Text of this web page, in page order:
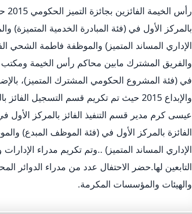
بالمركز الأول في (فئة المبادرة الخدمية
الإداري المساند المتميز) والموظفة فاطمة الشحي
والفريق المشترك مابين محاكم رأس الخيمة ومكتب
في (فئة المشروع الحكومي المشترك المتميز)،
والإبداع 2015 حيث تم تكريم قسم التسجيل
عيسى كرم مدير قسم التنفيذ الفائز بالمركز
الفائزة بالمركز الأول في (فئة الموظف المبدع)
الإداري المساند المتميز) ..وتم تكريم مدراء
التابعين لها.حضر الاحتفال عدد من مدراء الدوائر
والهيئات والمؤسسات المكرمة.